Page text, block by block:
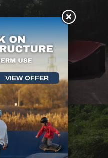
VIEW OFFER